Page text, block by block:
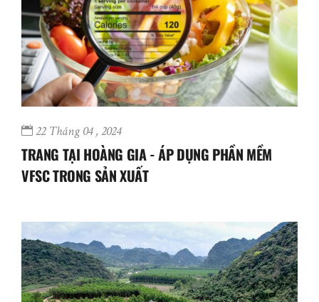
22 Tháng 04 , 2024
TRANG TẠI HOÀNG GIA - ÁP DỤNG PHẦN MỀM
VFSC TRONG SẢN XUẤT